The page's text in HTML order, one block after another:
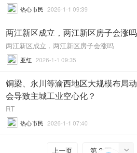
热心市民 2026-1-1 09:39
两江新区成立，两江新区房子会涨吗
两江新区成立，两江新区房子会涨吗
亚红 2026-1-1 09:35
铜梁、永川等渝西地区大规模布局
会导致主城工业空心化？
RT
热心市民 2026-1-1 07:40
上一页 
第 2 页